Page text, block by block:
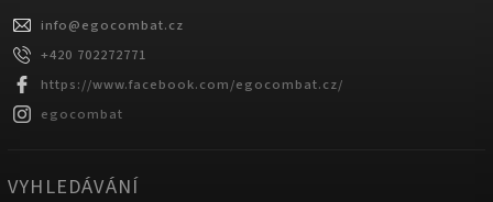
info@egocombat.cz
+420 702272771
https://www.facebook.com/egocombat.cz/
egocombat
VYHLEDÁVÁNÍ